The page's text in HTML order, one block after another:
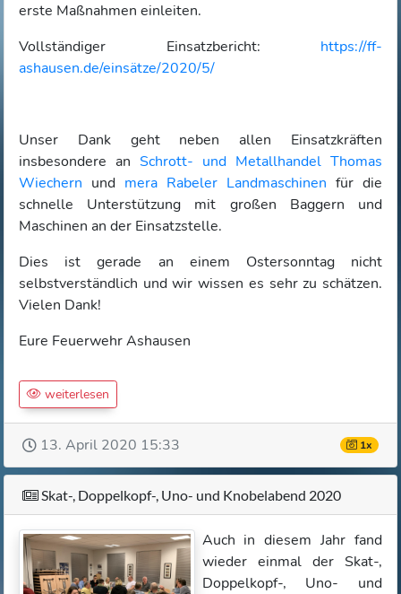
erste Maßnahmen einleiten.
Vollständiger Einsatzbericht: https://ff-
ashausen.de/einsätze/2020/5/
Unser Dank geht neben allen Einsatzkräften
insbesondere an Schrott- und Metallhandel Thomas
Wiechern und mera Rabeler Landmaschinen für die
schnelle Unterstützung mit großen Baggern und
Maschinen an der Einsatzstelle.
Dies ist gerade an einem Ostersonntag nicht
selbstverständlich und wir wissen es sehr zu schätzen.
Vielen Dank!
Eure Feuerwehr Ashausen
weiterlesen
13. April 2020 15:33 1x
Skat-, Doppelkopf-, Uno- und Knobelabend 2020
Auch in diesem Jahr fand
wieder einmal der Skat-,
Doppelkopf-, Uno- und